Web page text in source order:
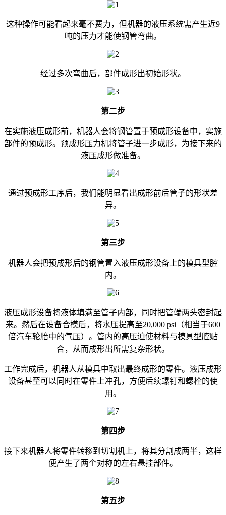
这种操作可能看起来毫不费力，但机器的液压系统需产生近9
吨的压力才能使钢管弯曲。
经过多次弯曲后，部件成形出初始形状。
第二步
在实施液压成形前，机器人会将钢管置于预成形设备中，实施
部件的预成形。预成形压力机将管子进一步成形，为接下来的
液压成形做准备。
通过预成形工序后，我们能明显看出成形前后管子的形状差
异。
第三步
机器人会把预成形后的钢管置入液压成形设备上的模具型腔
内。
液压成形设备将液体填满至管子内部，同时把管端两头密封起
来。然后在设备合模后，将水压提高至20,000 psi（相当于600
倍汽车轮胎中的气压）。管内的高压迫使材料与模具型腔贴
合，从而成形出所需复杂形状。
工作完成后，机器人从模具中取出最终成形的零件。液压成形
设备甚至可以同时在零件上冲孔，方便后续螺钉和螺栓的使
用。
第四步
接下来机器人将零件转移到切割机上，将其分割成两半，这样
便产生了两个对称的左右悬挂部件。
第五步